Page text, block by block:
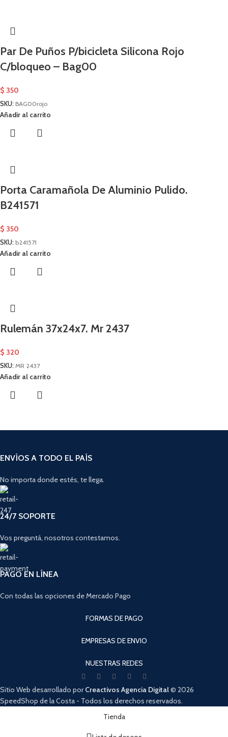
Par De Puños P/bicicleta Silicona Rojo
C/bloqueo – Bag00
$ 350
SKU: BAG00rojo
Añadir al carrito
Porta Caramañola De Aluminio Pulido.
B241571
$ 350
SKU: b241571
Añadir al carrito
Rulemán 37x24x7. Mr 2437
$ 320
SKU: MR 2437
Añadir al carrito
ENVÍOS A TODO EL PAÍS
No importa donde estés, te llega.
24/7 SOPORTE
Vos preguntá, nosotros contestamos.
PAGO EN LÍNEA
Con todas las opciones de Mercado Pago
FORMAS DE PAGO
EMPRESAS DE ENVIO
NUESTRAS REDES
Sitio Web desarrollado porCreactivos Agencia Digital© 2026
SpeedShop de la Costa - Todos los derechos reservados.
Cuando hay resultados autocompletados, puedes utilizar las flechas
Tienda